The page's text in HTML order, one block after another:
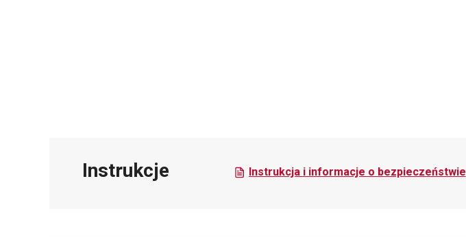
Instrukcje Instrukcja i informacje o bezpieczeństwie